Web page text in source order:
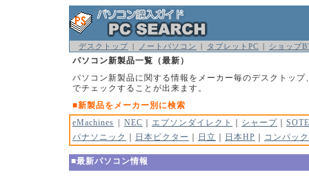
デスクトップ | ノートパソコン | タブレットPC | ショップ
パソコン新製品一覧（最新）
パソコン新製品に関する情報をメーカー毎のデスクトッ
でチェックすることが出来ます。
■新製品をメーカー別に検索
eMachines
NEC エプソンダイレクト シャープ
パナソニック
日本ビクター 日立 日本HP コンパック
■最新パソコン情報